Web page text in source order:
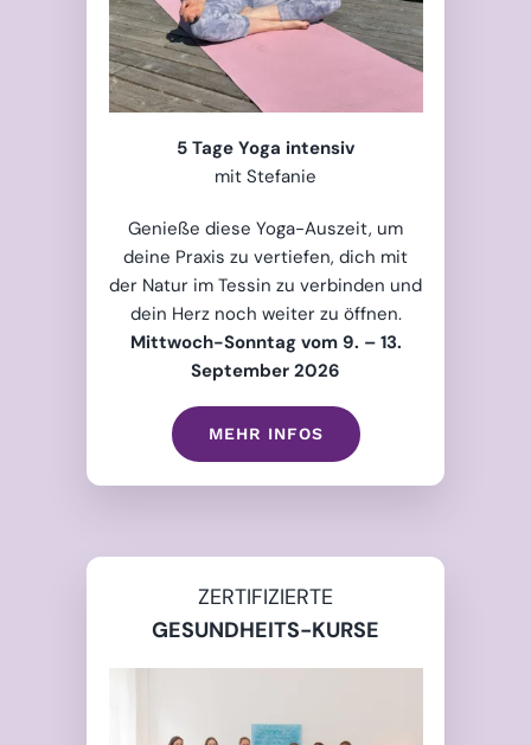
5 Tage Yoga intensiv
mit Stefanie
Genieße diese Yoga-Auszeit, um
deine Praxis zu vertiefen, dich mit
der Natur im Tessin zu verbinden und
dein Herz noch weiter zu öffnen.
Mittwoch-Sonntag vom 9. – 13.
September 2026
MEHR INFOS
ZERTIFIZIERTE
GESUNDHEITS-KURSE